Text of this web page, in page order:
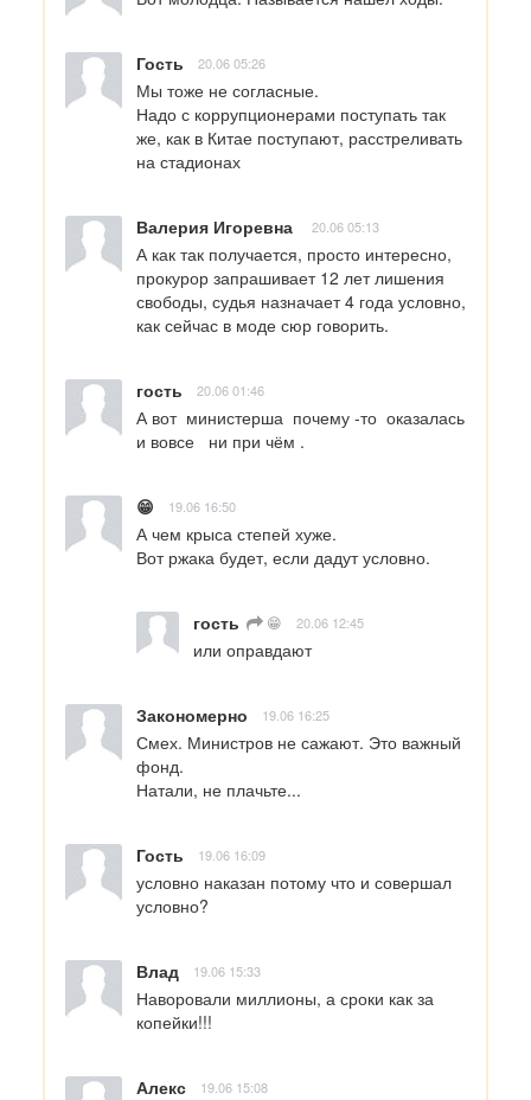
Гость 20.06 05:26
Мы тоже не согласные.
Надо с коррупционерами поступать так
же, как в Китае поступают, расстреливать
на стадионах
Валерия Игоревна 20.06 05:13
А как так получается, просто интересно,
прокурор запрашивает 12 лет лишения
свободы, судья назначает 4 года условно,
как сейчас в моде сюр говорить.
гость 20.06 01:46
А вот  министерша  почему -то  оказалась
и вовсе   ни при чём .
😁 19.06 16:50
А чем крыса степей хуже.
Вот ржака будет, если дадут условно.
гость 😁 20.06 12:45
или оправдают
Закономерно 19.06 16:25
Смех. Министров не сажают. Это важный
фонд.
Натали, не плачьте...
Гость 19.06 16:09
условно наказан потому что и совершал
условно?
Влад 19.06 15:33
Наворовали миллионы, а сроки как за
копейки!!!
Алекс 19.06 15:08